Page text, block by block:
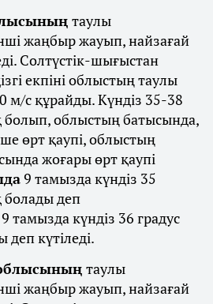
таулы
жаңбыр жауып, найзағай
Солтүстік-шығыстан
екпіні облыстың таулы
м/с құрайды. Күндіз 35-38
болып, облыстың батысында,
өрт қаупі, облыстың
жоғары өрт қаупі
9 тамызда күндіз 35
болады деп
9 тамызда күндіз 36 градус
күтіледі.
таулы
жаңбыр жауып, найзағай